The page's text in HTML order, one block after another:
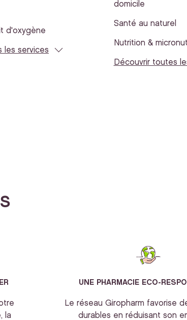
d'oxygène
les services
domicile
Santé au naturel
Nutrition &
Découvrir toutes
la
UNE PHARMACIE ECO-
Le réseau Giropharm favorise
durables en réduisant son